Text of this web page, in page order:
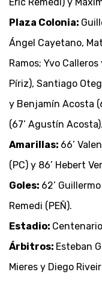
Plaza Colonia:
Ángel Cayetano,
Ramos; Yvo
Píriz), Santiago
y Benjamín Acosta
(67’ Agustín Acosta).
Amarillas: 66’
(PC) y 86’ Hebert
Goles: 62’
Remedi (PEÑ).
Estadio:
Árbitros: Esteban
Mieres y Diego